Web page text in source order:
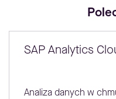
SAP Analytics
Analiza danych w